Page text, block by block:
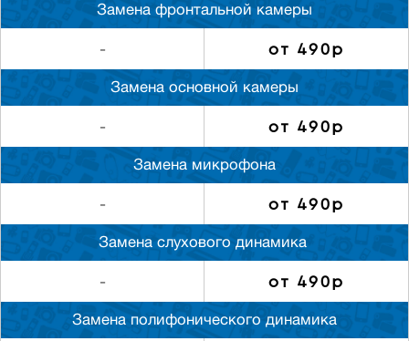
Замена фронтальной камеры
- от 490р
Замена основной камеры
- от 490р
Замена микрофона
- от 490р
Замена слуxового динамика
- от 490р
Замена полифонического динамика